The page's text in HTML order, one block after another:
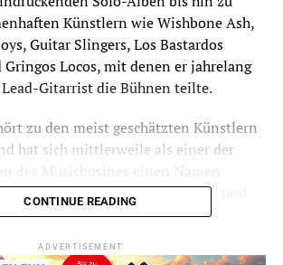
Künstlern wie Wishbone Ash,
Guitar Slingers, Los Bastardos
Locos, mit denen er jahrelang
Lead-Gitarrist die Bühnen teilte.
zu den meist geschätzten Künstlern
hat sich mittlerweile als einer der
verzaubert er mit seiner Musik und
Können eine stets wachsende
CONTINUE READING
ADVERTISEMENT